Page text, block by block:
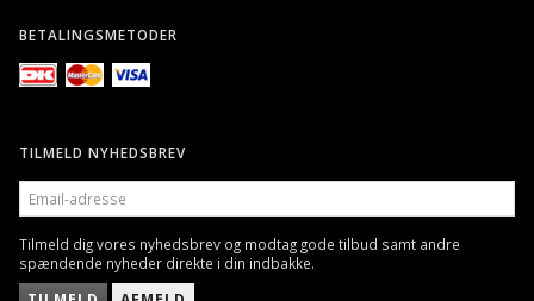
BETALINGSMETODER
TILMELD NYHEDSBREV
EMAIL-
ADRESSE
Tilmeld dig vores nyhedsbrev og modtag gode tilbud samt andre
spændende nyheder direkte i din indbakke.